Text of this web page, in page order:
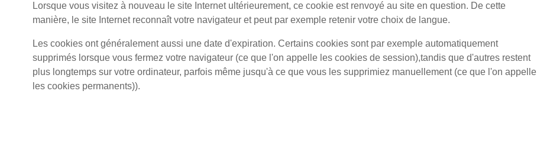
Lorsque vous visitez à nouveau le site Internet ultérieurement, ce cookie est renvoyé au site en question. De cette
manière, le site Internet reconnaît votre navigateur et peut par exemple retenir votre choix de langue.
Les cookies ont généralement aussi une date d'expiration. Certains cookies sont par exemple automatiquement
supprimés lorsque vous fermez votre navigateur (ce que l'on appelle les cookies de session),tandis que d'autres restent
plus longtemps sur votre ordinateur, parfois même jusqu'à ce que vous les supprimiez manuellement (ce que l'on appelle
les cookies permanents)).